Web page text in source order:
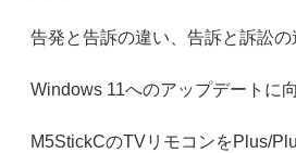
告発と告訴の違い、告訴と訴訟の
Windows 11へのアップデートに
M5StickCのTVリモコンをPlus/